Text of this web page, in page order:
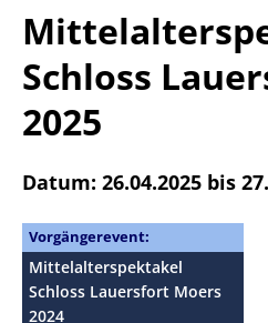
Schloss
2025
Datum: 26.04.2025 bis
Vorgängerevent:
Mittelalterspektakel
Schloss Lauersfort Moers
2024